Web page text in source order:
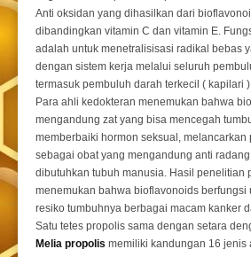
Anti oksidan yang dihasilkan dari
dibandingkan vitamin C dan vitamin E.
adalah untuk menetralisisasi radikal bebas
dengan sistem kerja melalui seluruh
termasuk pembuluh darah terkecil ( kapilari
Para ahli kedokteran menemukan bahwa
mengandung zat yang bisa mencegah
memberbaiki hormon seksual,
sebagai obat yang mengandung anti
dibutuhkan tubuh manusia. Hasil penelitian
menemukan bahwa bioflavonoids berfungsi
resiko tumbuhnya berbagai macam kanker
Satu tetes propolis sama dengan setara
Melia propolis memiliki kandungan 16 jenis